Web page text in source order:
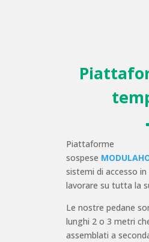
Piattaforme
sospese
sistemi di accesso
lavorare su tutta la
Le nostre pedane
lunghi 2 o 3 metri
assemblati a